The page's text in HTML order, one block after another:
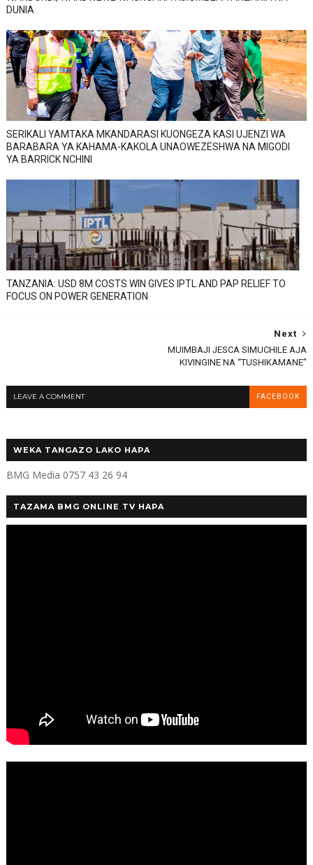
DUNIA
SERIKALI YAMTAKA MKANDARASI KUONGEZA KASI UJENZI WA
BARABARA YA KAHAMA-KAKOLA UNAOWEZESHWA NA MIGODI
YA BARRICK NCHINI
TANZANIA: USD 8M COSTS WIN GIVES IPTL AND PAP RELIEF TO
FOCUS ON POWER GENERATION
Next
MUIMBAJI JESCA SIMUCHILE AJA
KIVINGINE NA “TUSHIKAMANE”
LEAVE A COMMENT FACEBOOK
WEKA TANGAZO LAKO HAPA
BMG Media 0757 43 26 94
TAZAMA BMG ONLINE TV HAPA